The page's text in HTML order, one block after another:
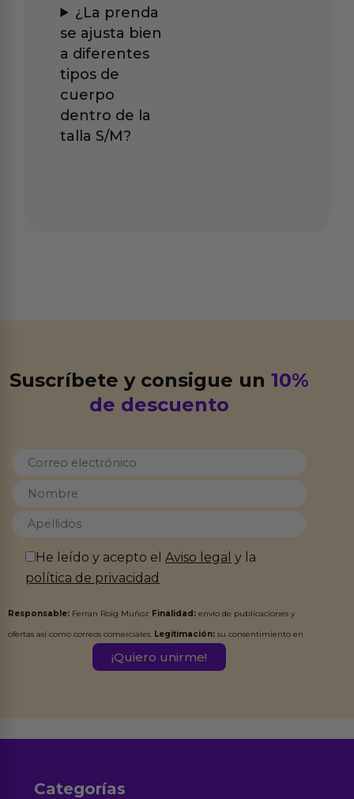
¿La prenda
se ajusta bien
a diferentes
tipos de
cuerpo
dentro de la
talla S/M?
Suscríbete y consigue un10%
de descuento
He leído y acepto elAviso legal y la
política de privacidad
Responsable: Ferran Roig Muñoz Finalidad: envío de publicaciones y
ofertas así como correos comerciales. Legitimación: su consentimiento en
Destinatarios:Ferran Roig Muñoz. Podrás ejercer tus
Categorías